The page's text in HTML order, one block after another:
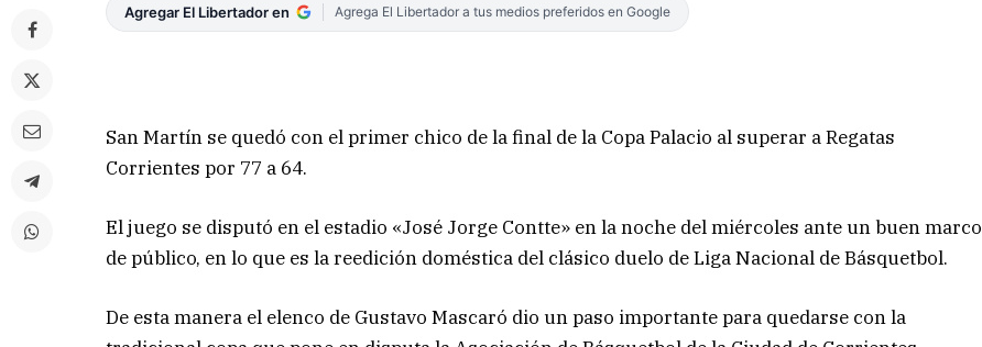
Agregar El Libertador en Agrega El Libertador a tus medios preferidos en Google
San Martín se quedó con el primer chico de la final de la Copa Palacio al superar a Regatas
Corrientes por 77 a 64.
El juego se disputó en el estadio «José Jorge Contte» en la noche del miércoles ante un buen marco
de público, en lo que es la reedición doméstica del clásico duelo de Liga Nacional de Básquetbol.
De esta manera el elenco de Gustavo Mascaró dio un paso importante para quedarse con la